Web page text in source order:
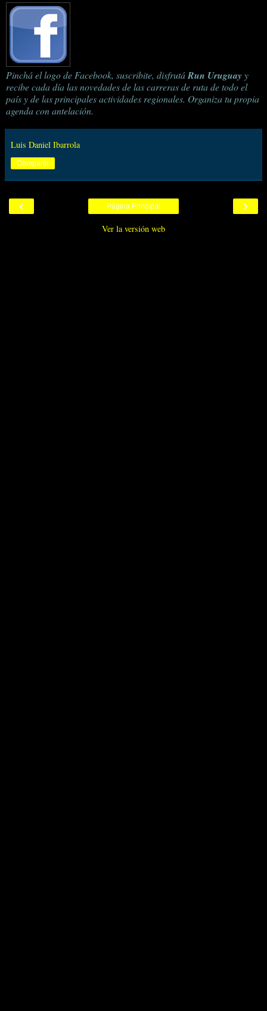
Pinchá el logo de Facebook, suscribite, disfrutáRun Uruguay y
recibe cada día las novedades de las carreras de ruta de todo el
país y de las principales actividades regionales. Organiza tu propia
agenda con antelación.
Luis Daniel Ibarrola
Compartir
‹ ›
Página Principal
Ver la versión web